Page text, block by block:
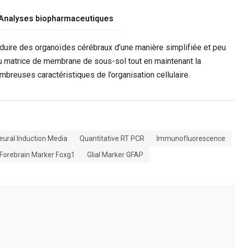
biopharmaceutiques
des organoïdes cérébraux d’une manière simplifiée et peu
de membrane de sous-sol tout en maintenant la
caractéristiques de l’organisation cellulaire.
Induction Media Quantitative RT PCR
Immunofluorescence
Forebrain Marker Foxg1
Glial Marker GFAP